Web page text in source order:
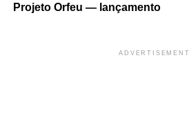
Projeto Orfeu — lançamento
ADVERTISEMENT